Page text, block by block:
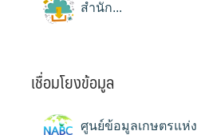
สำนัก...
เชื่อมโยงข้อมูล
ศูนย์ข้อมูลเกษตรแห่